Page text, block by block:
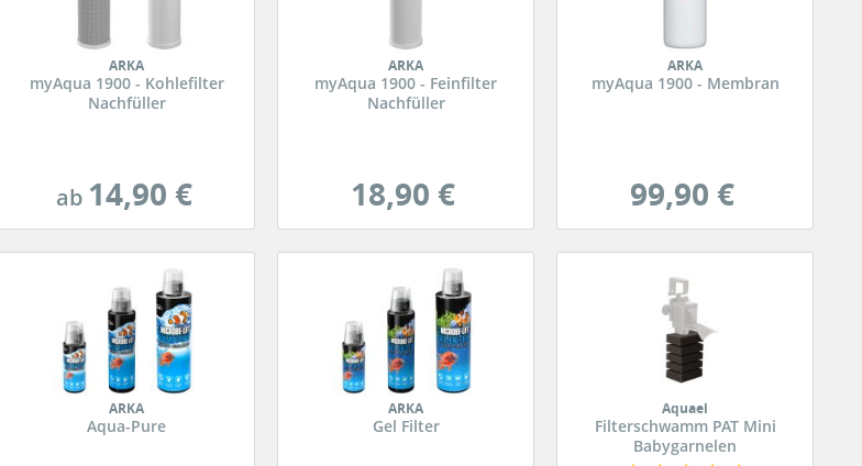
ARKA
myAqua 1900 - Kohlefilter
Nachfüller
ab14,90 €
ARKA
myAqua 1900 - Feinfilter
Nachfüller
18,90 €
ARKA
myAqua 1900 - Membran
99,90 €
ARKA
Aqua-Pure
ARKA
Gel Filter
Aquael
Filterschwamm PAT Mini
Babygarnelen